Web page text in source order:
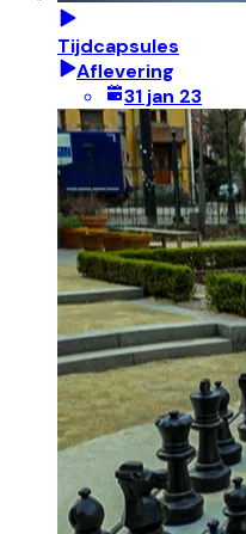
Tijdcapsules
Aflevering
31 jan 23